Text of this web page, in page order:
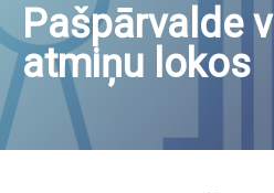
Pašpārvalde
atmiņu lokos